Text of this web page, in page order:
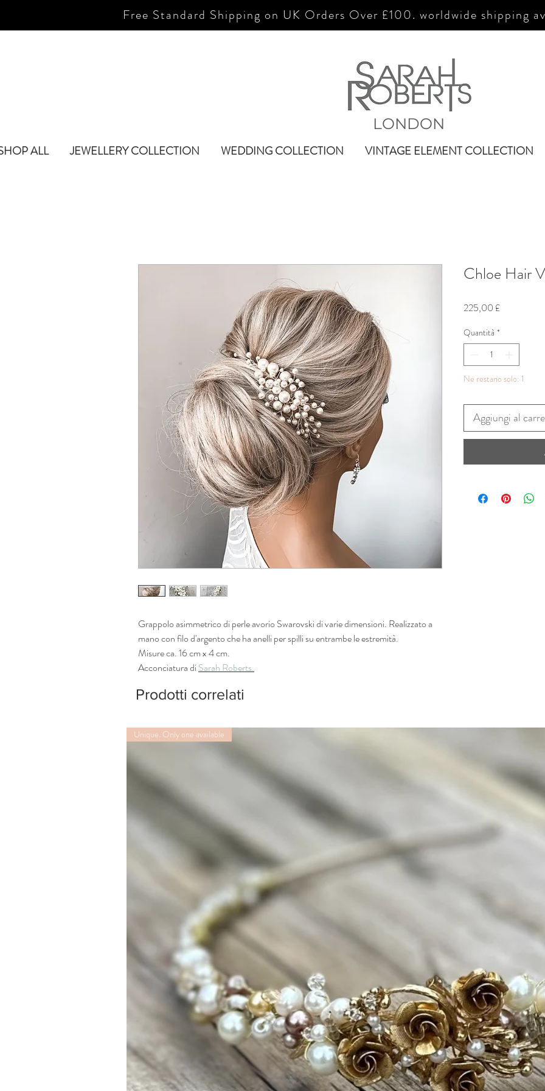
Free Standard Shipping on UK Orders Over £100. worldwide shipping
ALL JEWELLERY COLLECTION WEDDING COLLECTION VINTAGE ELEMENT COLLECTION
LONDON
Grappolo asimmetrico di perle avorio Swarovski di varie dimensioni. Realizzato a
mano con filo d'argento che ha anelli per spilli su entrambe le estremità.
Misure ca. 16 cm x 4 cm.
Acconciatura di Sarah Roberts.
Chloe Hair
225,00 £Prezzo
Quantità *
Ne restano solo: 1
Aggiungi al
Prodotti correlati
Unique. Only one available